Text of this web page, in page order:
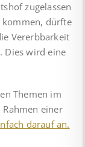
zugelassen
kommen, dürfte
Vererbbarkeit
Dies wird eine
Themen im
einer
darauf an.